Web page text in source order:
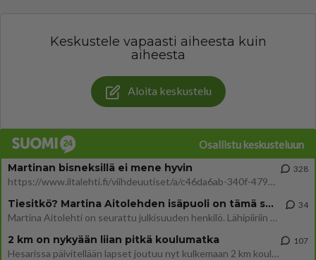
Keskustele vapaasti aiheesta kuin
aiheesta
Aloita keskustelu
Osallistu keskusteluun
Martinan bisneksillä ei mene hyvin
https://www.iltalehti.fi/viihdeuutiset/a/c46da6ab-340f-4790-aaa7-0865eed2336 Yrityksen konkurssihakemus on tullut kärä
328
Tiesitkö? Martina Aitolehden isäpuoli on tämä suosittu laulaja
Martina Aitolehti on seurattu julkisuuden henkilö. Lähipiiriin mahtuu muitakin tunnettuja henkilöitä. Tiesitkö, että Ma
34
2 km on nykyään liian pitkä koulumatka
Hesarissa päivitellään lapset joutuu nyt kulkemaan 2 km kouluun jösses. Ruostefillarilla tuo matka menee vaikka miten äk
107